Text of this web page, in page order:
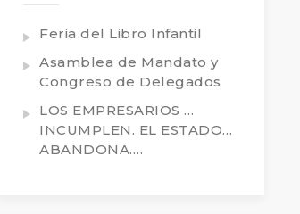
Feria del Libro Infantil
Asamblea de Mandato y
Congreso de Delegados
LOS EMPRESARIOS …
INCUMPLEN. EL ESTADO…
ABANDONA….